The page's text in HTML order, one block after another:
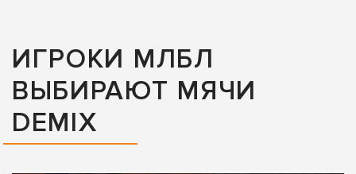
ИГРОКИ МЛБЛ
ВЫБИРАЮТ МЯЧИ
DEMIX